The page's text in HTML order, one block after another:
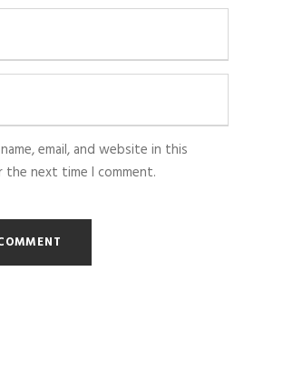
email, and website in this
next time I comment.